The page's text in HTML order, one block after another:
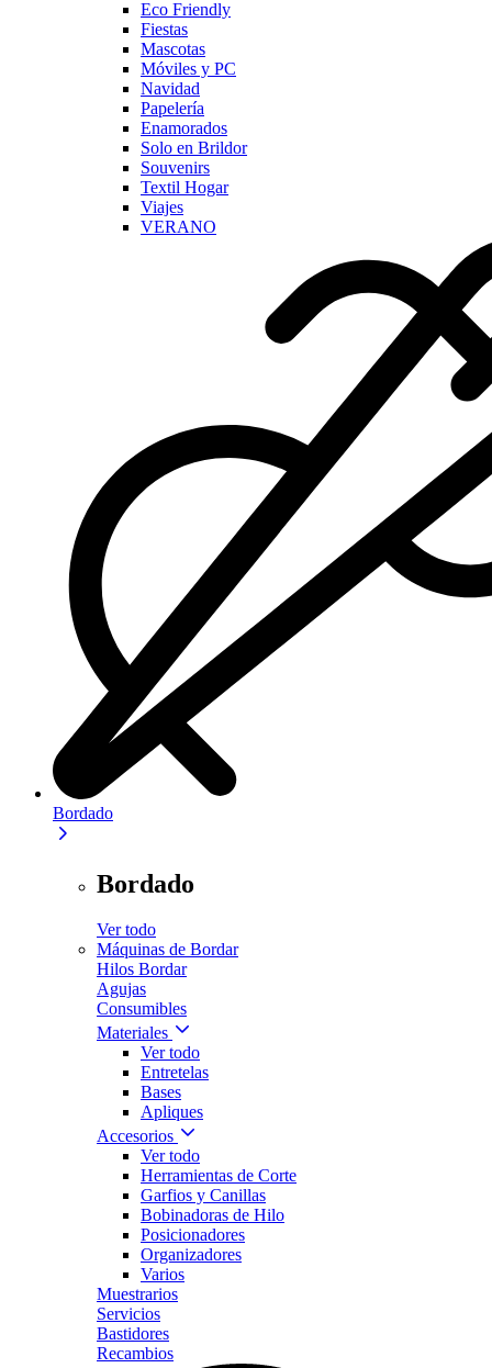
Eco Friendly
Fiestas
Mascotas
Móviles y PC
Navidad
Papelería
Enamorados
Solo en Brildor
Souvenirs
Textil Hogar
Viajes
VERANO
Bordado
Bordado
Ver todo
Máquinas de Bordar
Hilos Bordar
Agujas
Consumibles
Materiales
Ver todo
Entretelas
Bases
Apliques
Accesorios
Ver todo
Herramientas de Corte
Garfios y Canillas
Bobinadoras de Hilo
Posicionadores
Organizadores
Varios
Muestrarios
Servicios
Bastidores
Recambios